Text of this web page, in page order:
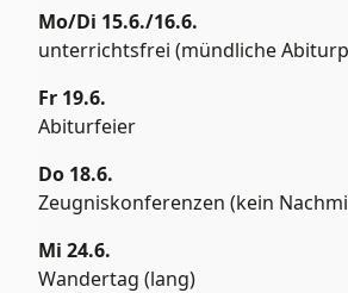
Mo/Di 15.6./16.6.
unterrichtsfrei (mündliche
Fr 19.6.
Abiturfeier
Do 18.6.
Zeugniskonferenzen (kein
Mi 24.6.
Wandertag (lang)